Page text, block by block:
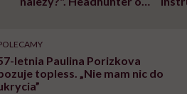
pracy
letnia Paulina Porizkova
topless. „Nie mam nic do